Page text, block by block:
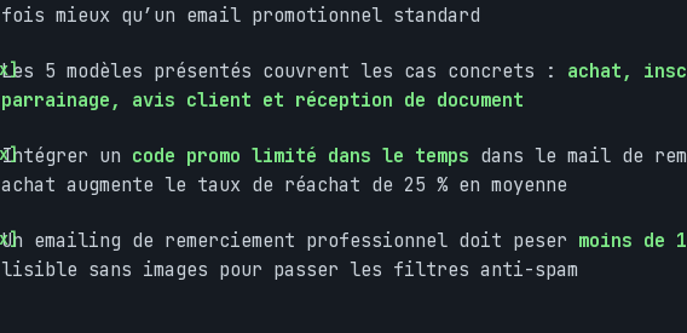
fois mieux qu’un email promotionnel standard
Les 5 modèles présentés couvrent les cas concrets : achat,
parrainage, avis client et réception de document
Intégrer un code promo limité dans le temps dans le mail de
achat augmente le taux de réachat de 25 % en moyenne
Un emailing de remerciement professionnel doit peser moins de
lisible sans images pour passer les filtres anti-spam